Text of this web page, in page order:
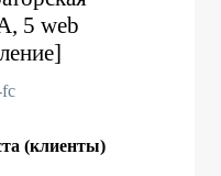
5 web
fc
(клиенты)